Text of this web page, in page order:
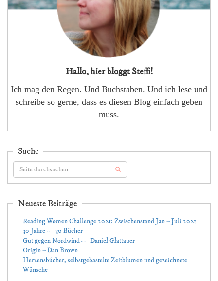
Hallo, hier bloggt Steffi!
Ich mag den Regen. Und Buchstaben. Und ich lese und
schreibe so gerne, dass es diesen Blog einfach geben
muss.
Suche
Neueste Beiträge
Reading Women Challenge 2021: Zwischenstand Jan – Juli 2021
30 Jahre — 30 Bücher
Gut gegen Nordwind — Daniel Glattauer
Origin – Dan Brown
Herzensbücher, selbstgebastelte Zeitblumen und gezeichnete
Wünsche